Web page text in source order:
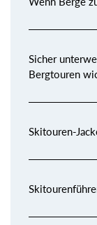
Sicher
Bergtouren
Skitouren-